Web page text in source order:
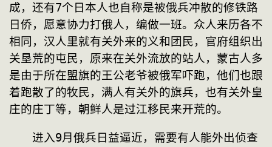
成，还有7个日本人也自称是被俄兵冲散的修铁路
日侨，愿意协力打俄人，编做一班。众人来历各不
相同，汉人里就有关外来的义和团民，官府组织出
关垦荒的屯民，原来在关外流放的站人，蒙古人多
是由于所在盟旗的王公老爷被俄军吓跑，他们也跟
着跑散了的牧民，满人有关外的旗兵，也有关外皇
庄的庄丁等，朝鲜人是过江移民来开荒的。
进入9月俄兵日益逼近，需要有人能外出侦查